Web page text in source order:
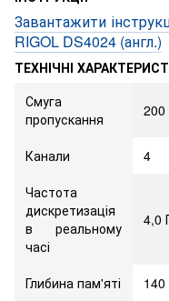
Завантажити
RIGOL DS4024 (англ.)
ТЕХНІЧНІ
Смуга
пропускання
Канали
4
Частота
дискретизація
в реальному
часі
4,0
Глибина пам'яті